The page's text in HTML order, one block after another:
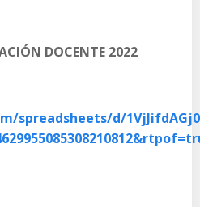
DOCENTE 2022
spreadsheets/d/